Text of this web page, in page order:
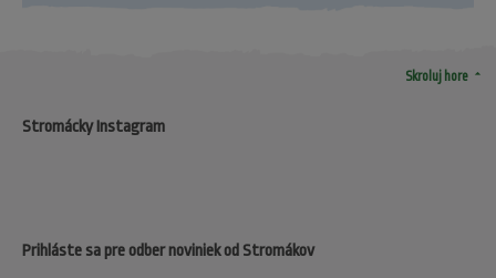
Skroluj hore arrow_drop_up
Prihláste sa pre odber noviniek od Stromákov
Stromácky Instagram